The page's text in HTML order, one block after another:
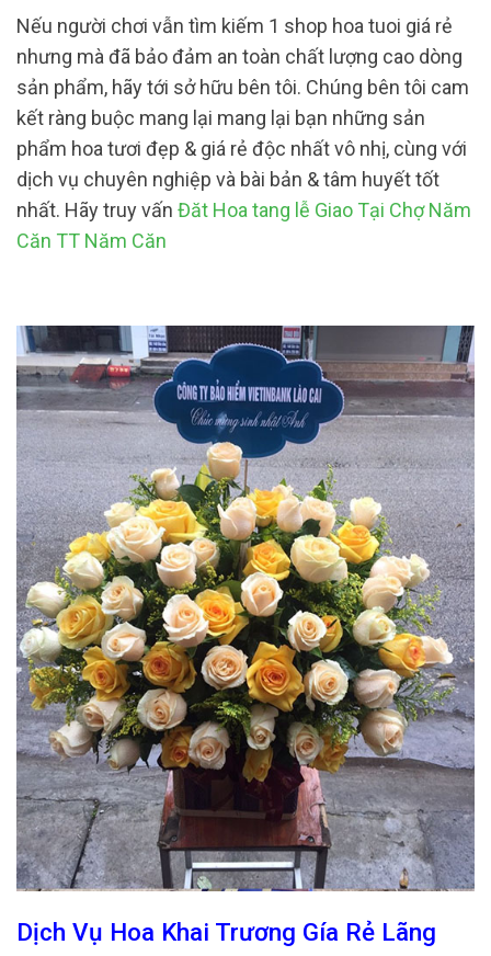
Nếu người chơi vẫn tìm kiếm 1 shop hoa tuoi giá rẻ
nhưng mà đã bảo đảm an toàn chất lượng cao dòng
sản phẩm, hãy tới sở hữu bên tôi. Chúng bên tôi cam
kết ràng buộc mang lại mang lại bạn những sản
phẩm hoa tươi đẹp & giá rẻ độc nhất vô nhị, cùng với
dịch vụ chuyên nghiệp và bài bản & tâm huyết tốt
nhất. Hãy truy vấn Đăt Hoa tang lễ Giao Tại Chợ Năm
Căn TT Năm Căn
Dịch Vụ Hoa Khai Trương Gía Rẻ Lãng